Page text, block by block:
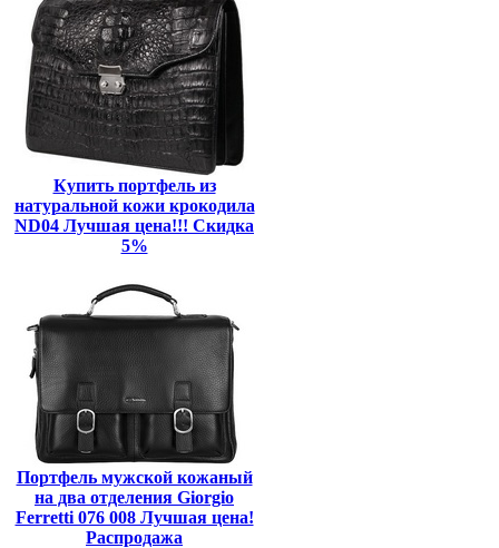
Купить портфель из
натуральной кожи крокодила
ND04 Лучшая цена!!! Скидка
5%
Портфель мужской кожаный
на два отделения Giorgio
Ferretti 076 008 Лучшая цена!
Распродажа